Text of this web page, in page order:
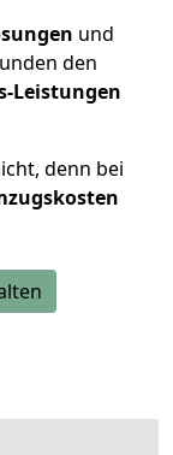
und
den
Leistungen
denn bei